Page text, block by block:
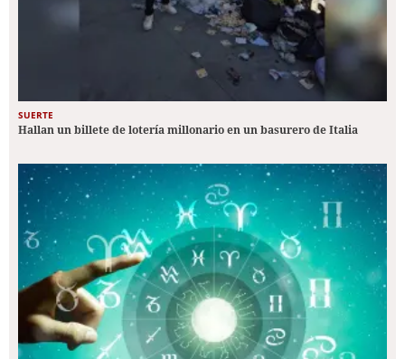
SUERTE
Hallan un billete de lotería millonario en un basurero de Italia